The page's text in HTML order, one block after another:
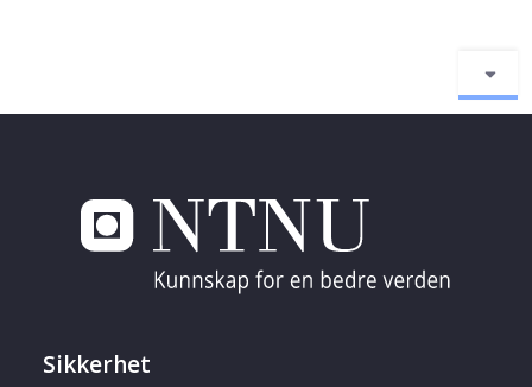
Sikkerhet